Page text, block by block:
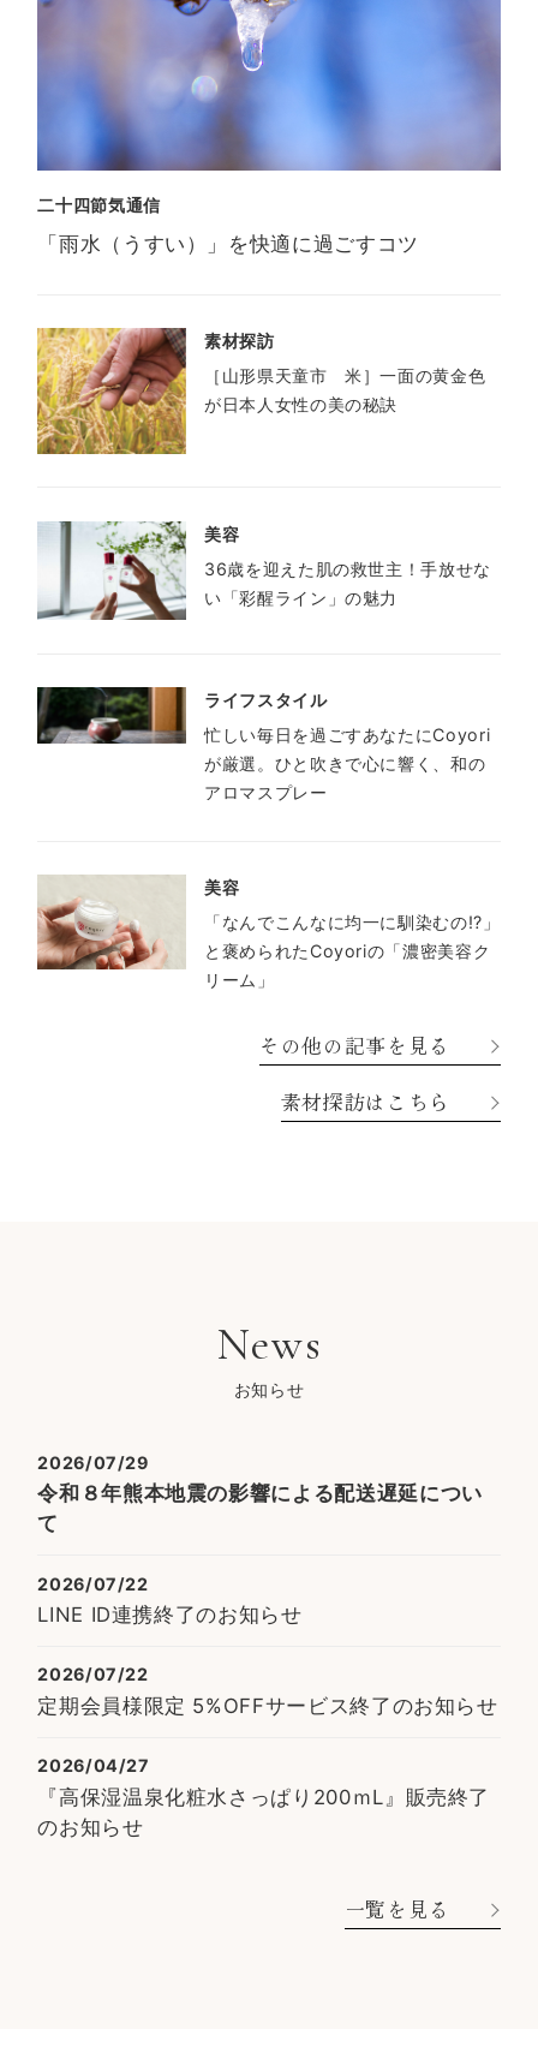
二十四節気通信
「雨水（うすい）」を快適に過ごすコツ
素材探訪
［山形県天童市 米］一面の黄金色
が日本人女性の美の秘訣
美容
36歳を迎えた肌の救世主！手放せな
い「彩醒ライン」の魅力
ライフスタイル
忙しい毎日を過ごすあなたにCoyori
が厳選。ひと吹きで心に響く、和の
アロマスプレー
美容
「なんでこんなに均一に馴染むの!?」
と褒められたCoyoriの「濃密美容ク
リーム」
その他の記事を見る
素材探訪はこちら
News
お知らせ
2026/07/29
令和８年熊本地震の影響による配送遅延につい
て
2026/07/22
LINE ID連携終了のお知らせ
2026/07/22
定期会員様限定 5%OFFサービス終了のお知らせ
2026/04/27
『高保湿温泉化粧水さっぱり200ｍL』販売終了
のお知らせ
一覧を見る